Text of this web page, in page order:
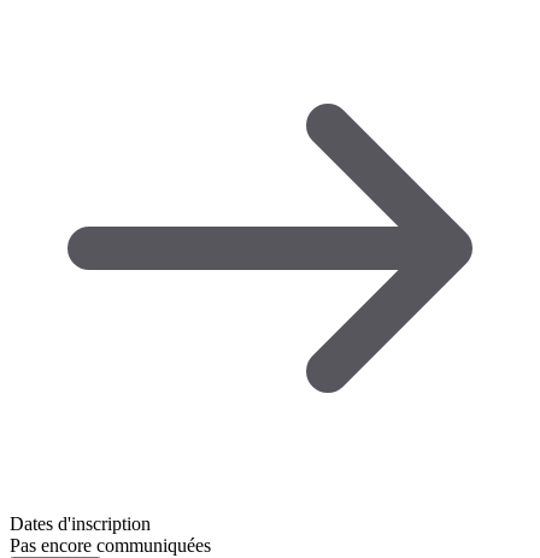
Dates d'inscription
Pas encore communiquées